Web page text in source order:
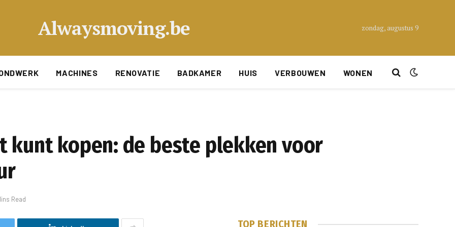
Alwaysmoving.be zondag, augustus 9
MACHINES RENOVATIE BADKAMER HUIS VERBOUWEN WONEN
kunt kopen: de beste plekken voor
Read
TOP BERICHTEN